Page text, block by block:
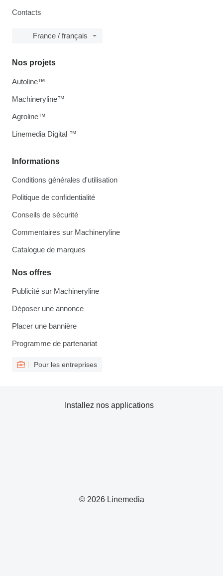
Contacts
France / français
Informations
Conditions générales d'utilisation
Politique de confidentialité
Conseils de sécurité
Commentaires sur Machineryline
Catalogue de marques
Nos offres
Publicité sur Machineryline
Déposer une annonce
Placer une bannière
Programme de partenariat
Pour les entreprises
Nos projets
Autoline™
Machineryline™
Agroline™
Linemedia Digital ™
© 2026 Linemedia
Installez nos applications